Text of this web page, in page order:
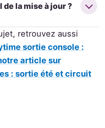
la mise à jour ?
retrouvez aussi
sortie console :
article sur
: sortie été et circuit